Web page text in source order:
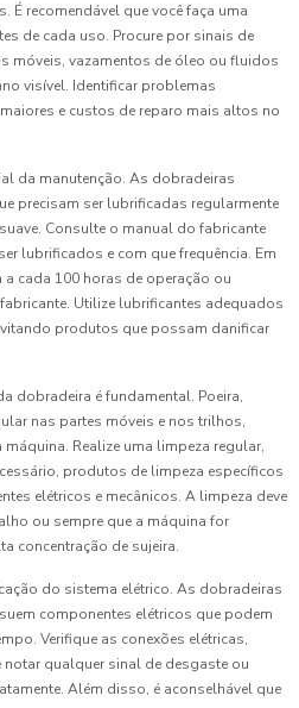
É recomendável que você faça uma
de cada uso. Procure por sinais de
móveis, vazamentos de óleo ou fluidos
visível. Identificar problemas
e custos de reparo mais altos no
da manutenção. As dobradeiras
precisam ser lubrificadas regularmente
Consulte o manual do fabricante
lubrificados e com que frequência. Em
cada 100 horas de operação ou
Utilize lubrificantes adequados
produtos que possam danificar
dobradeira é fundamental. Poeira,
nas partes móveis e nos trilhos,
Realize uma limpeza regular,
produtos de limpeza específicos
elétricos e mecânicos. A limpeza deve
ou sempre que a máquina for
concentração de sujeira.
do sistema elétrico. As dobradeiras
componentes elétricos que podem
Verifique as conexões elétricas,
notar qualquer sinal de desgaste ou
Além disso, é aconselhável que